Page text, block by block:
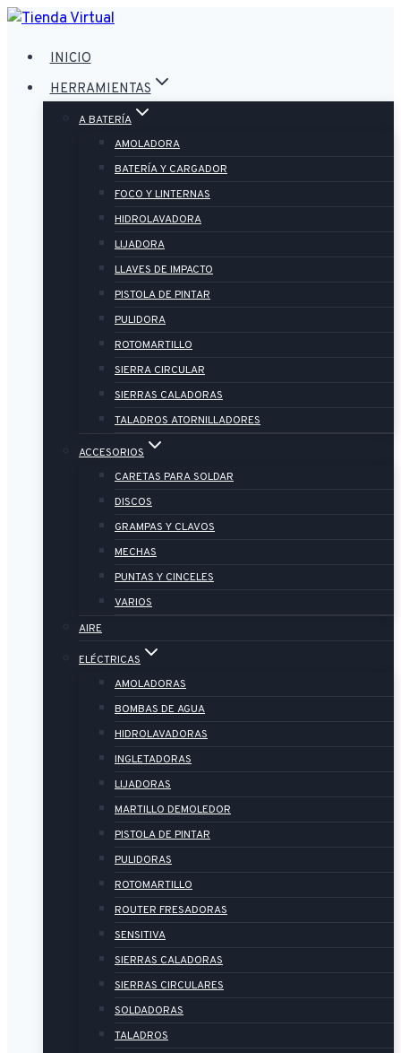
Saltar
contenido
INICIO
HERRAMIENTAS
A BATERÍA
AMOLADORA
BATERÍA Y CARGADOR
FOCO Y LINTERNAS
HIDROLAVADORA
LIJADORA
LLAVES DE IMPACTO
PISTOLA DE PINTAR
PULIDORA
ROTOMARTILLO
SIERRA CIRCULAR
SIERRAS CALADORAS
TALADROS ATORNILLADORES
ACCESORIOS
CARETAS PARA SOLDAR
DISCOS
GRAMPAS Y CLAVOS
MECHAS
PUNTAS Y CINCELES
VARIOS
AIRE
ELÉCTRICAS
AMOLADORAS
BOMBAS DE AGUA
HIDROLAVADORAS
INGLETADORAS
LIJADORAS
MARTILLO DEMOLEDOR
PISTOLA DE PINTAR
PULIDORAS
ROTOMARTILLO
ROUTER FRESADORAS
SENSITIVA
SIERRAS CALADORAS
SIERRAS CIRCULARES
SOLDADORAS
TALADROS